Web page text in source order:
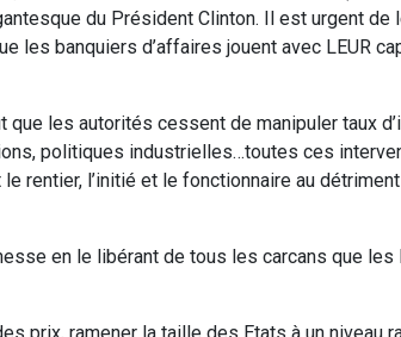
du Président Clinton. Il est urgent de
les banquiers d’affaires jouent avec LEUR
les autorités cessent de manipuler taux
politiques industrielles…toutes ces
l’initié et le fonctionnaire au détriment
en le libérant de tous les carcans que